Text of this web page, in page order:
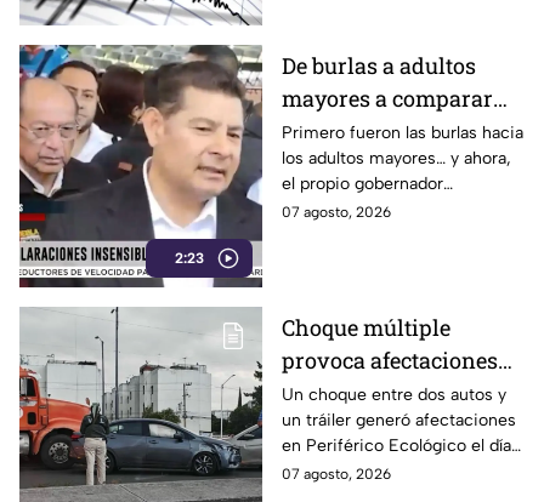
2:23
De burlas a adultos
mayores a comparar
Puebla con Palestina:
Alejandro Armenta se
disculpa “a modo” por
sus insensibles dichos
las también morenistas
Nayeli Salvatori y
Grace Palomares
Primero fueron las burlas hacia
los adultos mayores… y ahora,
el propio gobernador
morenista Alejandro Armenta
en Palestina. Tras la polémica y
el rechazo, el mandatario tuvo
que salir a pedir disculpas…
pero la pregunta es: ¿Basta
con decir “me equivoqué”
cada vez que una declaración
genera indignación?
07 agosto, 2026
Choque múltiple
provoca afectaciones
en Periférico Ecológico
hoy viernes
Un choque entre dos autos y
un tráiler generó afectaciones
en Periférico Ecológico el día
de hoy, con dirección a la 24
07 agosto, 2026